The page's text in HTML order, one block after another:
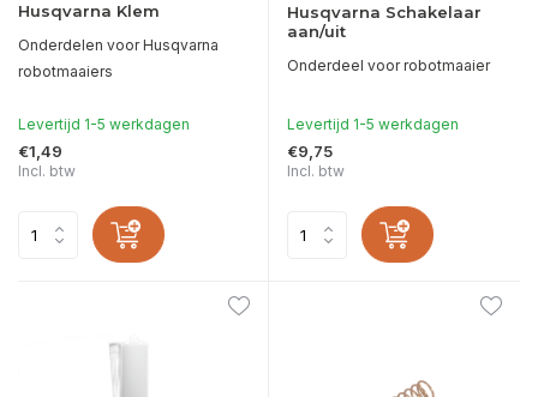
Husqvarna Klem
Onderdelen voor Husqvarna
robotmaaiers
Levertijd 1-5 werkdagen
€1,49
Incl. btw
Husqvarna Schakelaar
aan/uit
Onderdeel voor robotmaaier
Levertijd 1-5 werkdagen
€9,75
Incl. btw